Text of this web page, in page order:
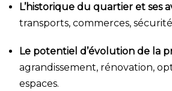
L’historique du quartier et ses
transports, commerces,
Le potentiel d’évolution de la
agrandissement, rénovation,
espaces.